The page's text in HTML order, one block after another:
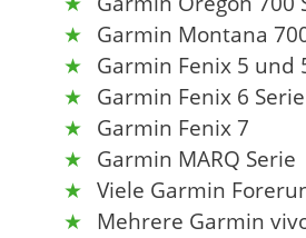
Garmin Montana
Garmin Fenix 5 und
Garmin Fenix 6 Serie
Garmin Fenix 7
Garmin MARQ Serie
Viele Garmin
Mehrere Garmin